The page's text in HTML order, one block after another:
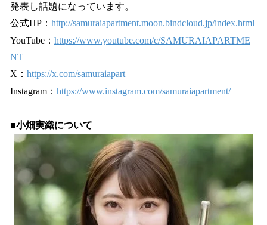
発表し話題になっています。
公式HP： http://samuraiapartment.moon.bindcloud.jp/index.html
YouTube： https://www.youtube.com/c/SAMURAIAPARTME
NT
X： https://x.com/samuraiapart
Instagram： https://www.instagram.com/samuraiapartment/
■小畑実織について